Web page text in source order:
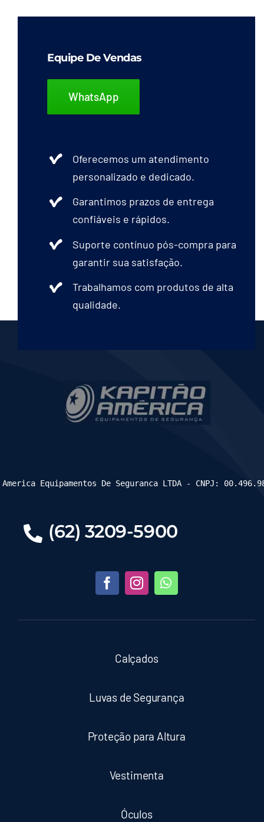
Equipe De Vendas
WhatsApp
Oferecemos um atendimento
personalizado e dedicado.
Garantimos prazos de entrega
confiáveis e rápidos.
Suporte contínuo pós-compra para
garantir sua satisfação.
Trabalhamos com produtos de alta
qualidade.
(62) 3209-5900
Calçados
Luvas de Segurança
Proteção para Altura
Vestimenta
Óculos
Equipamentos De Seguranca LTDA - CNPJ: